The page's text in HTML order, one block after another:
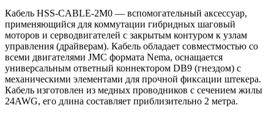
Кабель HSS-CABLE-2M0 — вспомогательный аксессуар,
применяющийся для коммутации гибридных шаговый
моторов и серводвигателей с закрытым контуром к узлам
управления (драйверам). Кабель обладает совместмостью со
всеми двигателями JMC формата Nema, оснащается
универсальным ответный коннектором DB9 (гнездом) с
механическими элементами для прочной фиксации штекера.
Кабель изготовлен из медных проводников с сечением жилы
24AWG, его длина составляет приблизительно 2 метра.